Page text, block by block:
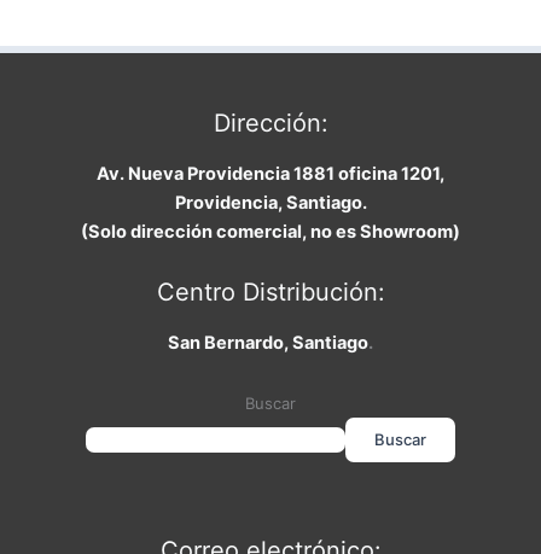
Dirección:
Av. Nueva Providencia 1881 oficina 1201,
Providencia, Santiago.
(Solo dirección comercial, no es Showroom)
Centro Distribución:
San Bernardo, Santiago.
Buscar
Buscar